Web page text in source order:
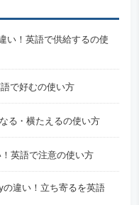
！英語で供給するの使
で好むの使い方
る・横たえるの使い方
英語で注意の使い方
違い！立ち寄るを英語